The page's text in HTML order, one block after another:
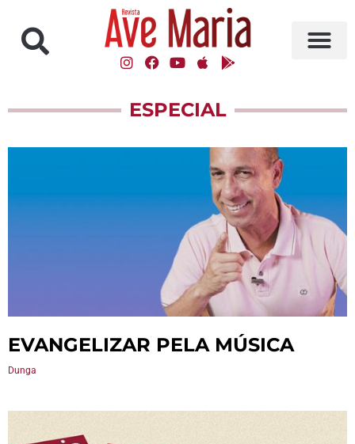
ESPECIAL
EVANGELIZAR PELA MÚSICA
Dunga